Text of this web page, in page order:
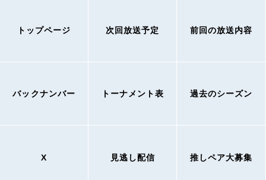
トップページ 次回放送予定 前回の放送内容
バックナンバー トーナメント表 過去のシーズン
X 見逃し配信 推しペア大募集